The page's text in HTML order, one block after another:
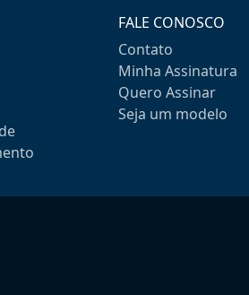
FALE CONOSCO
Contato
Minha Assinatura
Quero Assinar
Seja um modelo